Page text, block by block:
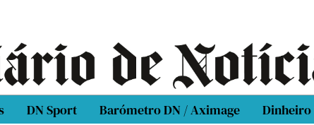
DN Sport Barómetro DN / Aximage Dinheiro